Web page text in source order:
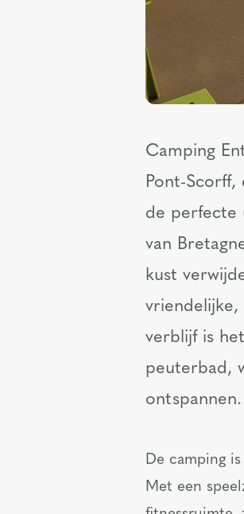
Camping
Pont-
de perfecte
van
kust
vriendelijke,
verblijf is
peuterbad,
ontspannen.
De camping
Met een